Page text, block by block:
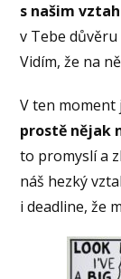
s našim
v Tebe
Vidím, že na
V ten moment
prostě nějak
to promyslí a
náš hezký
i deadline, že